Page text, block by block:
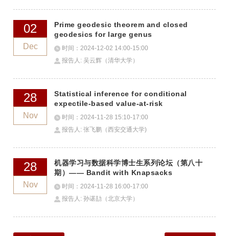
02
Dec
Prime geodesic theorem and closed
geodesics for large genus
时间：2024-12-02 14:00-15:00
报告人: 吴云辉（清华大学）
28
Nov
Statistical inference for conditional
expectile-based value-at-risk
时间：2024-11-28 15:10-17:00
报告人: 张飞鹏（西安交通大学)
28
Nov
机器学习与数据科学博士生系列论坛（第八十
期）—— Bandit with Knapsacks
时间：2024-11-28 16:00-17:00
报告人: 孙谌劼（北京大学）